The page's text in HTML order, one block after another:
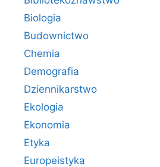
Biologia
Budownictwo
Chemia
Demografia
Dziennikarstwo
Ekologia
Ekonomia
Etyka
Europeistyka